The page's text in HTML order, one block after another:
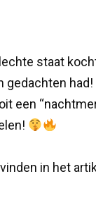
staat
gedachten had!
een
in het